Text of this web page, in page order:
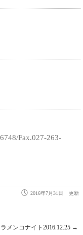
Fax.027-263-
2016年7月31日 更新
メンコナイト2016.12.25 →